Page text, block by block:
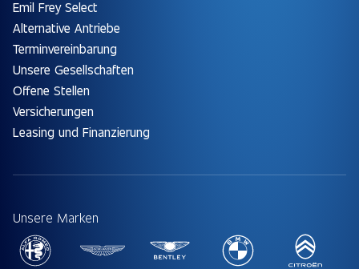
Emil Frey Select
Alternative Antriebe
Terminvereinbarung
Unsere Gesellschaften
Offene Stellen
Versicherungen
Leasing und Finanzierung
Unsere Marken